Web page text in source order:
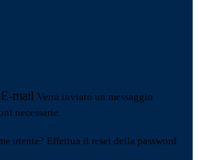
E-mail Verrà inviato un messaggio
necessarie.
utente? Effettua il reset della password